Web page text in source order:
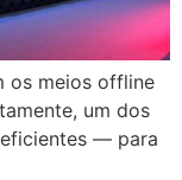
os meios offline
um dos
— para